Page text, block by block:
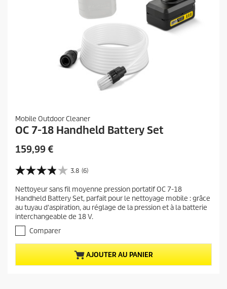
Mobile Outdoor Cleaner
OC 7-18 Handheld Battery Set
P
i
a
c
t
u
e
l
d
159,99 €
3.8 (6)
3
8
s
u
r
é
t
o
i
Nettoyeur sans fil moyenne pression portatif OC 7-18
Handheld Battery Set, parfait pour le nettoyage mobile : grâce
au tuyau d'aspiration, au réglage de la pression et à la batterie
interchangeable de 18 V.
Comparer
AJOUTER AU PANIER